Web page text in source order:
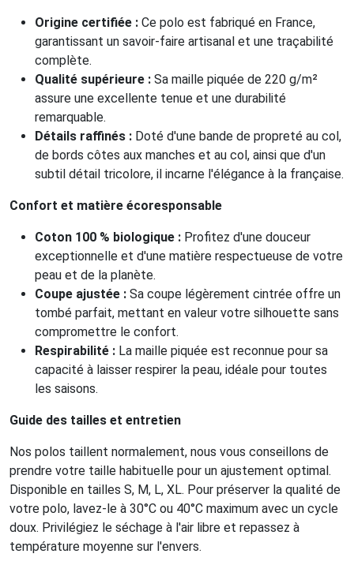
Origine certifiée : Ce polo est fabriqué en France,
garantissant un savoir-faire artisanal et une traçabilité
complète.
Qualité supérieure : Sa maille piquée de 220 g/m²
assure une excellente tenue et une durabilité
remarquable.
Détails raffinés : Doté d'une bande de propreté au col,
de bords côtes aux manches et au col, ainsi que d'un
subtil détail tricolore, il incarne l'élégance à la française.
Confort et matière écoresponsable
Coton 100 % biologique : Profitez d'une douceur
exceptionnelle et d'une matière respectueuse de votre
peau et de la planète.
Coupe ajustée : Sa coupe légèrement cintrée offre un
tombé parfait, mettant en valeur votre silhouette sans
compromettre le confort.
Respirabilité : La maille piquée est reconnue pour sa
capacité à laisser respirer la peau, idéale pour toutes
les saisons.
Guide des tailles et entretien
Nos polos taillent normalement, nous vous conseillons de
prendre votre taille habituelle pour un ajustement optimal.
Disponible en tailles S, M, L, XL. Pour préserver la qualité de
votre polo, lavez-le à 30°C ou 40°C maximum avec un cycle
doux. Privilégiez le séchage à l'air libre et repassez à
température moyenne sur l'envers.